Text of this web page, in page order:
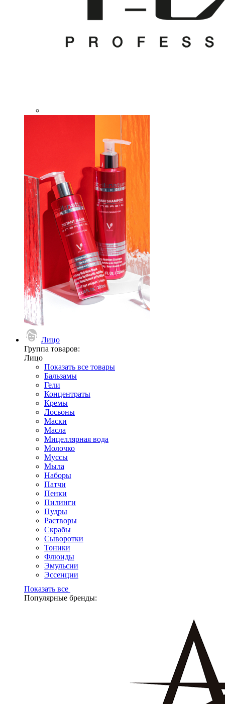
Лицо
Группа товаров:
Лицо
Показать все товары
Бальзамы
Гели
Концентраты
Кремы
Лосьоны
Маски
Масла
Мицеллярная вода
Молочко
Муссы
Мыла
Наборы
Патчи
Пенки
Пилинги
Пудры
Растворы
Скрабы
Сыворотки
Тоники
Флюиды
Эмульсии
Эссенции
Показать все
Популярные бренды: